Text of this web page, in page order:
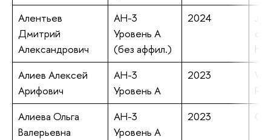
Алентьев
Дмитрий
Александрович
АН-3
Уровень А
(без аффил.)
2024
Алиев Алексей
Арифович
АН-3
Уровень А
2023
Алиева Ольга
Валерьевна
АН-3
Уровень А
2023